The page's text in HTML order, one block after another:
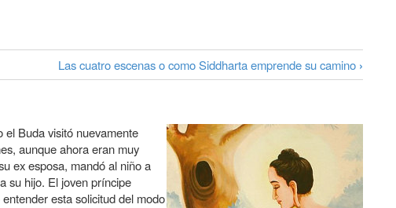
Las cuatro escenas o como Siddharta emprende su camino ›
Buda visitó nuevamente
aunque ahora eran muy
ex esposa, mandó al niño a
su hijo. El joven príncipe
esta solicitud del modo